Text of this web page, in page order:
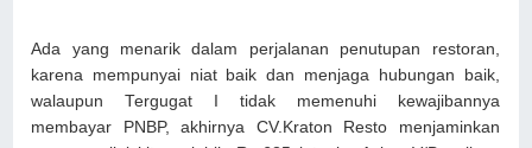
Ada yang menarik dalam perjalanan penutupan restoran,
karena mempunyai niat baik dan menjaga hubungan baik,
walaupun Tergugat I tidak memenuhi kewajibannya
membayar PNBP, akhirnya CV.Kraton Resto menjaminkan